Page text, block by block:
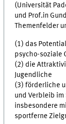
(Universität
und Prof.in
Themenfelder
(1) das
psycho-soziale
(2) die
Jugendliche
(3) förderliche
und Verbleib im
insbesondere
sportferne